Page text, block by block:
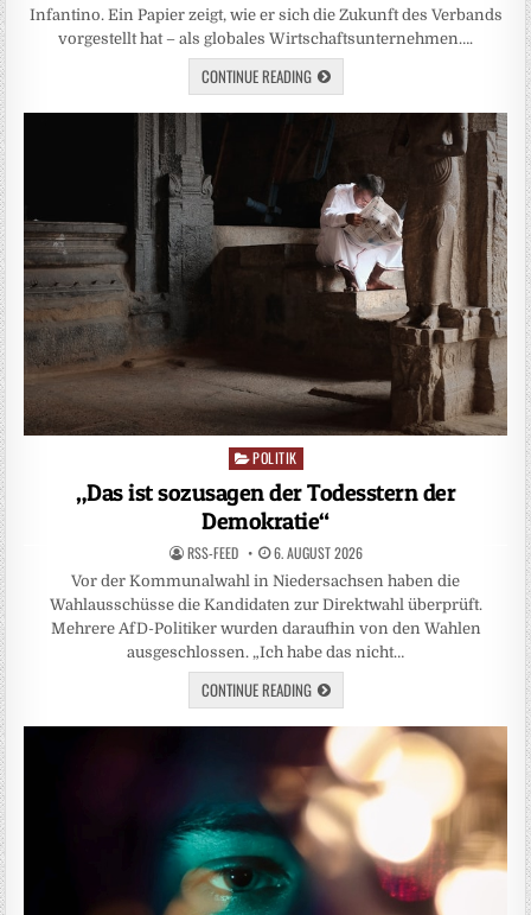
Infantino. Ein Papier zeigt, wie er sich die Zukunft des Verbands
vorgestellt hat – als globales Wirtschaftsunternehmen….
CONTINUE READING
Posted
POLITIK
„Das ist sozusagen der Todesstern der
Demokratie“
RSS-FEED 6. AUGUST 2026
Vor der Kommunalwahl in Niedersachsen haben die
Wahlausschüsse die Kandidaten zur Direktwahl überprüft.
Mehrere AfD-Politiker wurden daraufhin von den Wahlen
ausgeschlossen. „Ich habe das nicht…
CONTINUE READING